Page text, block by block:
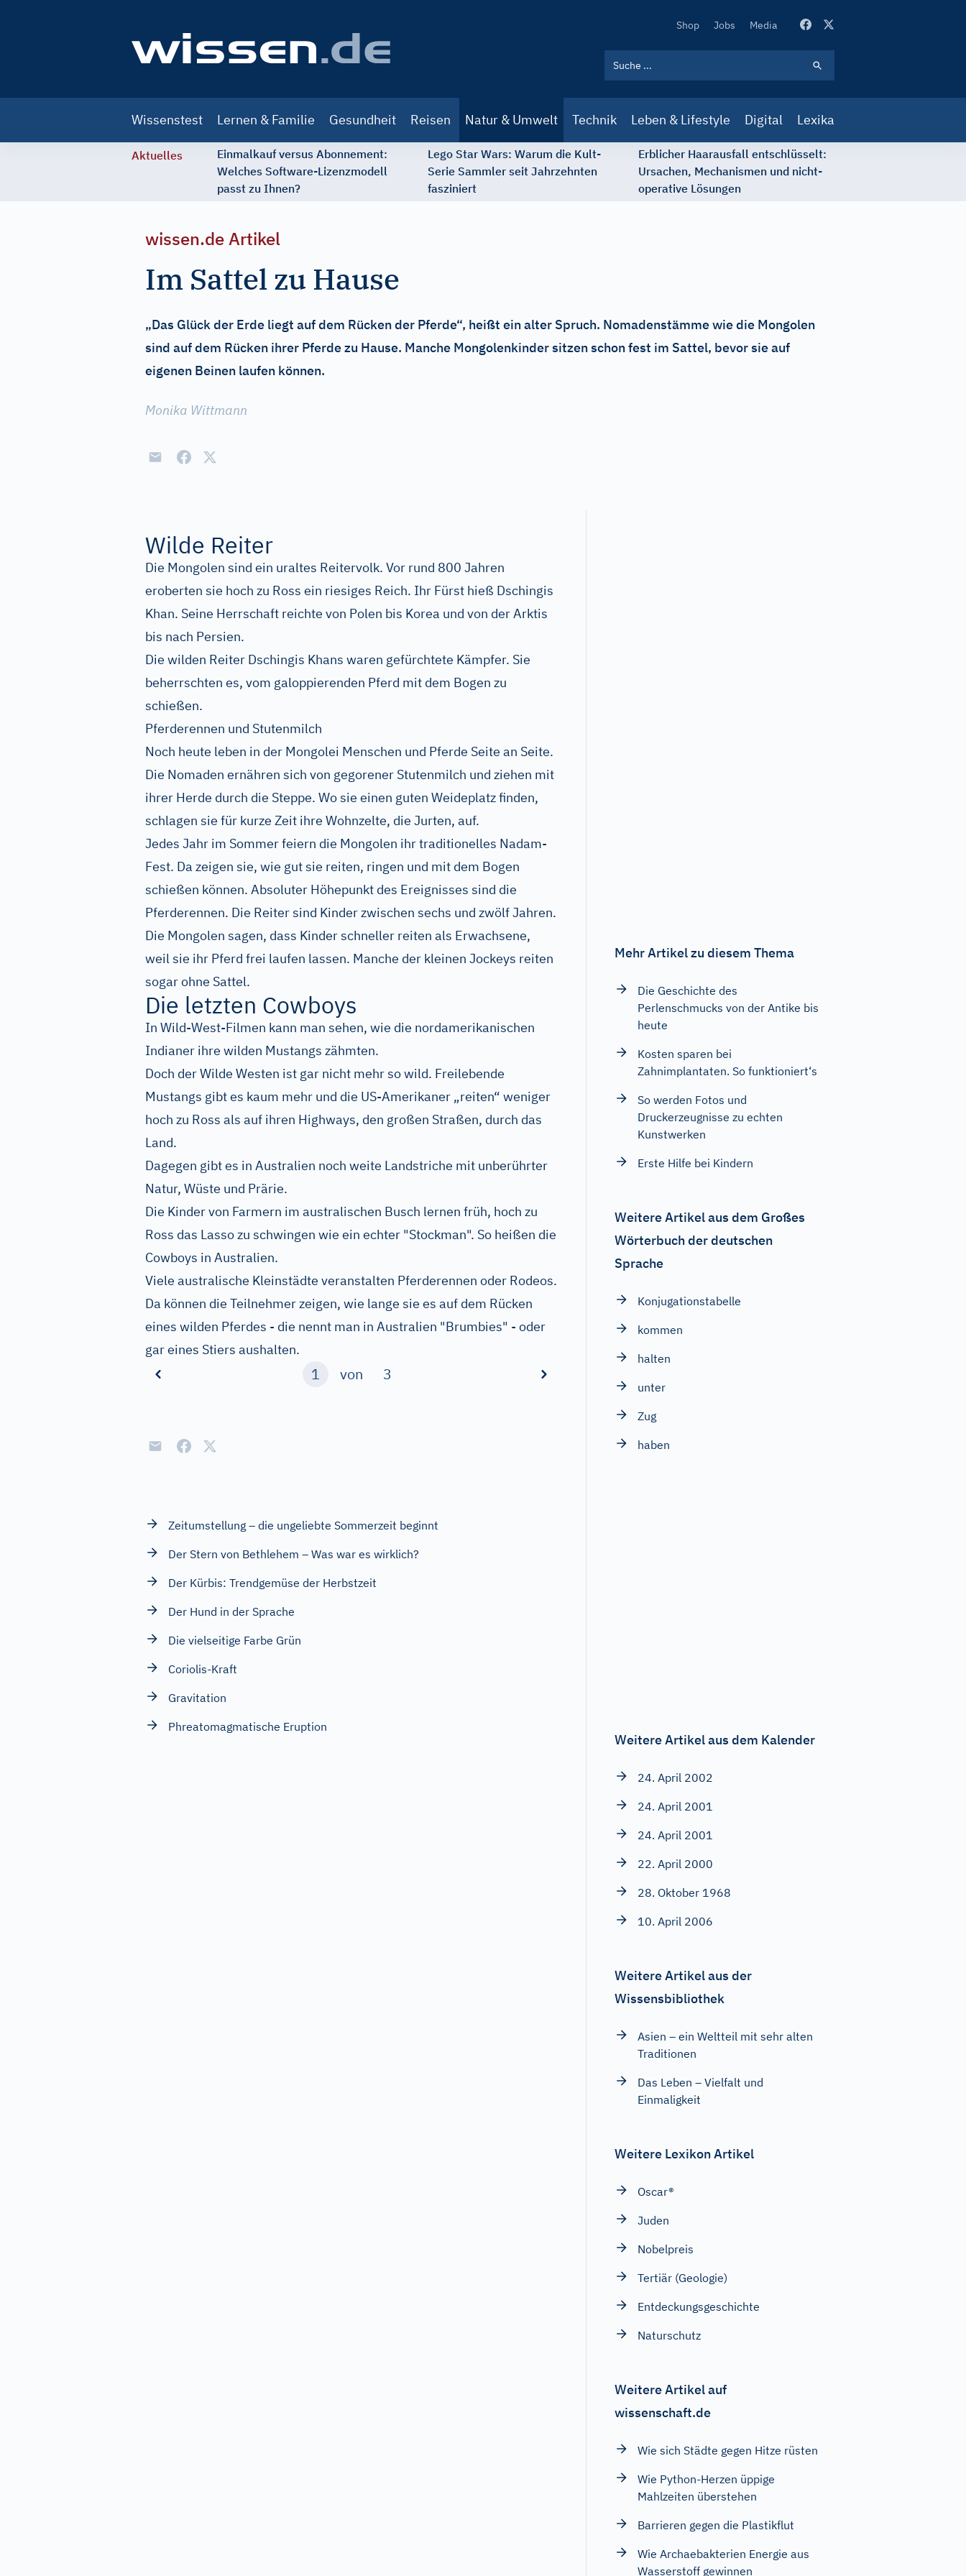
Secondary
Shop Jobs Media
navigation
Wissenstest Lernen & Familie Gesundheit Reisen Natur & Umwelt Technik Leben & Lifestyle Digital Lexika
Aktuelles
Einmalkauf versus Abonnement:
Welches Software-Lizenzmodell
passt zu Ihnen?
Lego Star Wars: Warum die Kult-
Serie Sammler seit Jahrzehnten
fasziniert
Erblicher Haarausfall entschlüsselt:
Ursachen, Mechanismen und nicht-
operative Lösungen
wissen.de Artikel
Im Sattel zu Hause
„Das Glück der Erde liegt auf dem Rücken der Pferde“, heißt ein alter Spruch. Nomadenstämme wie die Mongolen
sind auf dem Rücken ihrer Pferde zu Hause. Manche Mongolenkinder sitzen schon fest im Sattel, bevor sie auf
eigenen Beinen laufen können.
Monika Wittmann
Wilde Reiter
Die Mongolen sind ein uraltes Reitervolk. Vor rund 800 Jahren
eroberten sie hoch zu Ross ein riesiges Reich. Ihr Fürst hieß Dschingis
Khan. Seine Herrschaft reichte von Polen bis Korea und von der Arktis
bis nach Persien.
Die wilden Reiter Dschingis Khans waren gefürchtete Kämpfer. Sie
beherrschten es, vom galoppierenden Pferd mit dem Bogen zu
schießen.
Pferderennen und Stutenmilch
Noch heute leben in der Mongolei Menschen und Pferde Seite an Seite.
Die Nomaden ernähren sich von gegorener Stutenmilch und ziehen mit
ihrer Herde durch die Steppe. Wo sie einen guten Weideplatz finden,
schlagen sie für kurze Zeit ihre Wohnzelte, die Jurten, auf.
Jedes Jahr im Sommer feiern die Mongolen ihr traditionelles Nadam-
Fest. Da zeigen sie, wie gut sie reiten, ringen und mit dem Bogen
schießen können. Absoluter Höhepunkt des Ereignisses sind die
Pferderennen. Die Reiter sind Kinder zwischen sechs und zwölf Jahren.
Die Mongolen sagen, dass Kinder schneller reiten als Erwachsene,
weil sie ihr Pferd frei laufen lassen. Manche der kleinen Jockeys reiten
sogar ohne Sattel.
Die letzten Cowboys
In Wild-West-Filmen kann man sehen, wie die nordamerikanischen
Indianer ihre wilden Mustangs zähmten.
Doch der Wilde Westen ist gar nicht mehr so wild. Freilebende
Mustangs gibt es kaum mehr und die US-Amerikaner „reiten“ weniger
hoch zu Ross als auf ihren Highways, den großen Straßen, durch das
Land.
Dagegen gibt es in Australien noch weite Landstriche mit unberührter
Natur, Wüste und Prärie.
Die Kinder von Farmern im australischen Busch lernen früh, hoch zu
Ross das Lasso zu schwingen wie ein echter "Stockman". So heißen die
Cowboys in Australien.
Viele australische Kleinstädte veranstalten Pferderennen oder Rodeos.
Da können die Teilnehmer zeigen, wie lange sie es auf dem Rücken
eines wilden Pferdes - die nennt man in Australien "Brumbies" - oder
gar eines Stiers aushalten.
1 von 3
Zeitumstellung – die ungeliebte Sommerzeit beginnt
Der Stern von Bethlehem – Was war es wirklich?
Der Kürbis: Trendgemüse der Herbstzeit
Der Hund in der Sprache
Die vielseitige Farbe Grün
Coriolis-Kraft
Gravitation
Phreatomagmatische Eruption
Mehr Artikel zu diesem Thema
Die Geschichte des
Perlenschmucks von der Antike bis
heute
Kosten sparen bei
Zahnimplantaten. So funktioniert‘s
So werden Fotos und
Druckerzeugnisse zu echten
Kunstwerken
Erste Hilfe bei Kindern
Weitere Artikel aus dem Großes
Wörterbuch der deutschen
Sprache
Konjugationstabelle
kommen
halten
unter
Zug
haben
Weitere Artikel aus dem Kalender
24. April 2002
24. April 2001
24. April 2001
22. April 2000
28. Oktober 1968
10. April 2006
Weitere Artikel aus der
Wissensbibliothek
Asien – ein Weltteil mit sehr alten
Traditionen
Das Leben – Vielfalt und
Einmaligkeit
Weitere Lexikon Artikel
Oscar®
Juden
Nobelpreis
Tertiär (Geologie)
Entdeckungsgeschichte
Naturschutz
Weitere Artikel auf
wissenschaft.de
Wie sich Städte gegen Hitze rüsten
Wie Python-Herzen üppige
Mahlzeiten überstehen
Barrieren gegen die Plastikflut
Wie Archaebakterien Energie aus
Wasserstoff gewinnen